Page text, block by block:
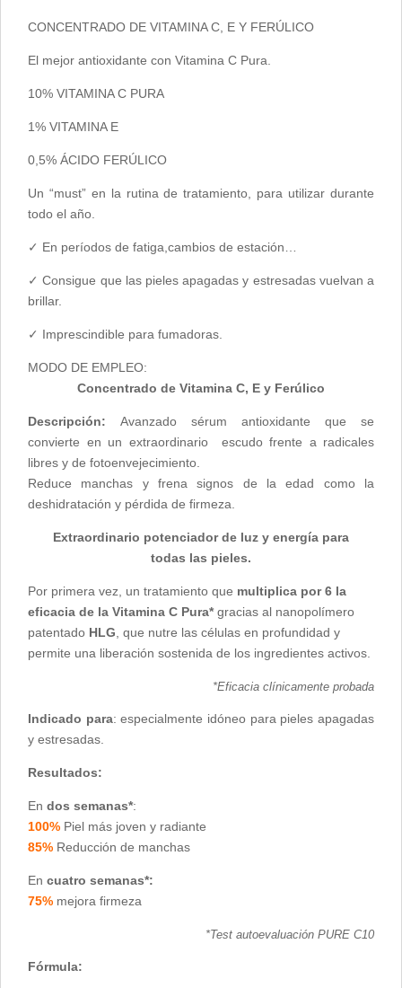
CONCENTRADO DE VITAMINA C, E Y FERÚLICO
El mejor antioxidante con Vitamina C Pura.
10% VITAMINA C PURA
1% VITAMINA E
0,5% ÁCIDO FERÚLICO
Un “must” en la rutina de tratamiento, para utilizar durante
todo el año.
✓ En períodos de fatiga,cambios de estación…
✓ Consigue que las pieles apagadas y estresadas vuelvan a
brillar.
✓ Imprescindible para fumadoras.
MODO DE EMPLEO:
Concentrado de Vitamina C, E y Ferúlico
Descripción: Avanzado sérum antioxidante que se
convierte en un extraordinario escudo frente a radicales
libres y de fotoenvejecimiento.
Reduce manchas y frena signos de la edad como la
deshidratación y pérdida de firmeza.
Extraordinario potenciador de luz y energía para
todas las pieles.
Por primera vez, un tratamiento que multiplica por 6 la
eficacia de la Vitamina C Pura*gracias al nanopolímero
patentado HLG , que nutre las células en profundidad y
permite una liberación sostenida de los ingredientes activos.
*Eficacia clínicamente probada
Indicado para: especialmente idóneo para pieles apagadas
y estresadas.
Resultados:
En dos semanas*:
100% Piel más joven y radiante
85% Reducción de manchas
En cuatro semanas*:
75% mejora firmeza
*Test autoevaluación PURE C10
Fórmula: